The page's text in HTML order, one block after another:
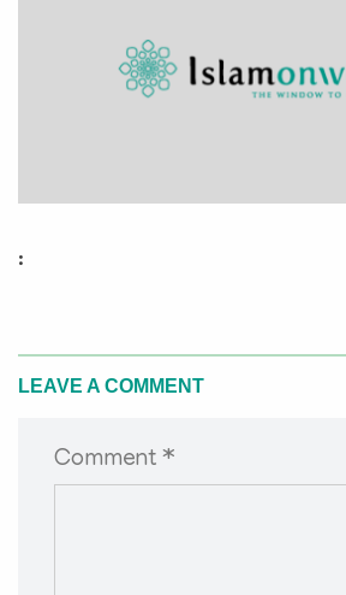
:
LEAVE A COMMENT
Comment *